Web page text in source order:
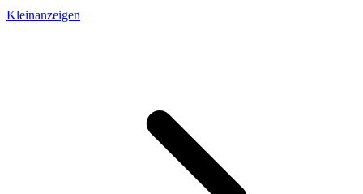
Kleinanzeigen